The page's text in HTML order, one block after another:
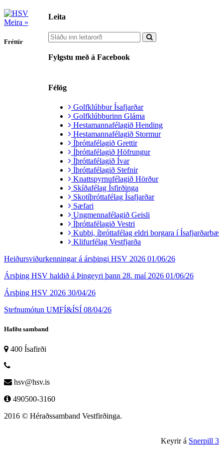
Leita
Fylgstu með á Facebook
Félög
Golfklúbbur Ísafjarðar
Golfklúbburinn Gláma
Hestamannafélagið Hending
Hestamannafélagið Stormur
Íþróttafélagið Grettir
Íþróttafélagið Höfrungur
Íþróttafélagið Ívar
Íþróttafélagið Stefnir
Knattspyrnufélagið Hörður
Skíðafélag Ísfirðinga
Skotíþróttafélag Ísafjarðar
Sæfari
Ungmennafélagið Geisli
Íþróttafélagið Vestri
Kubbi, íþróttafélag eldri borgara í Ísafjarðarbæ
Klifurfélag Vestfjarða
Meira »
Fréttir
Heiðursviðurkenningar á ársþingi HSV 2026 01/06/26
Ársþing HSV haldið á Þingeyri þann 28. maí 2026 01/06/26
Ársþing HSV 2026 30/04/26
Stefnumótun UMFÍ&ÍSÍ 08/04/26
Hafðu samband
400 Ísafirði
hsv@hsv.is
490500-3160
2016 © Héraðssamband Vestfirðinga.
Keyrir á Snerpill 3